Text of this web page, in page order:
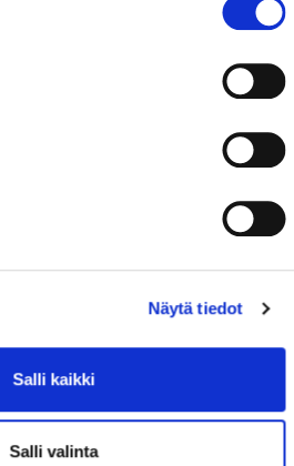
Näytä tiedot
Salli kaikki
Salli valinta